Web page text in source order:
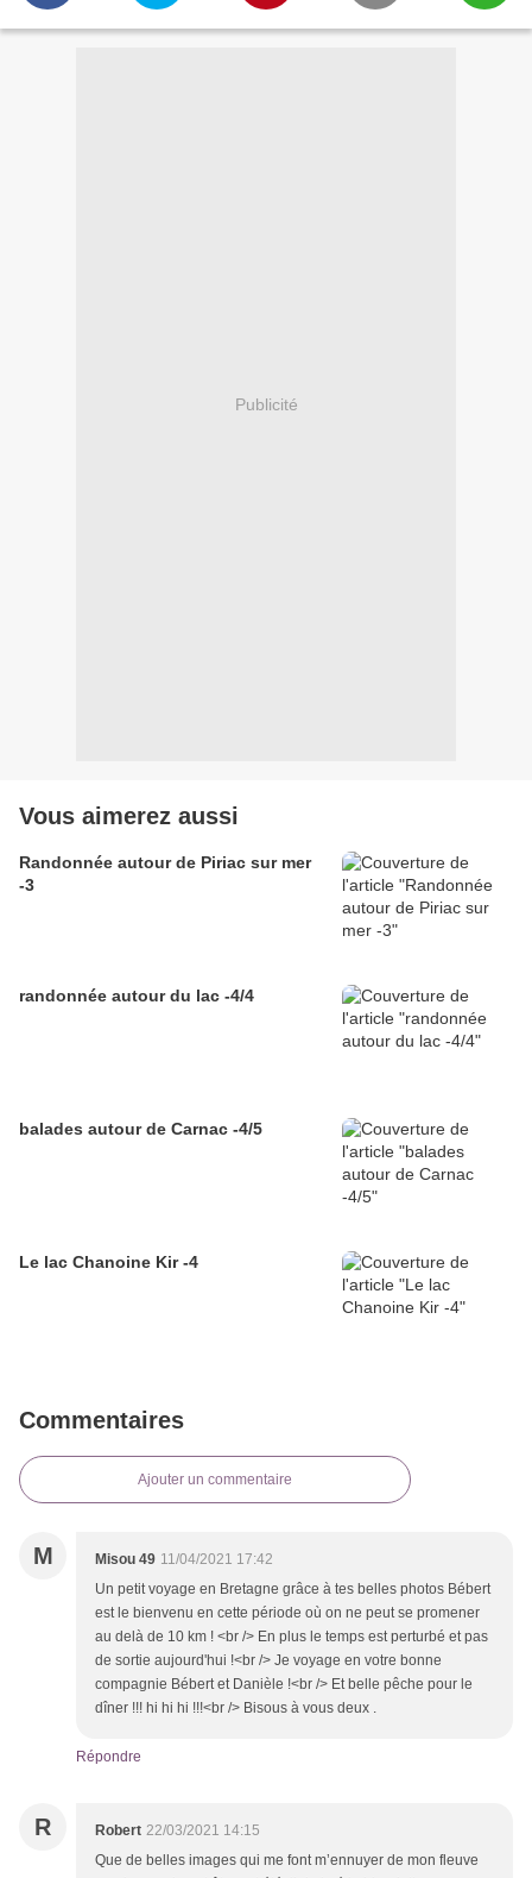
Publicité
Vous aimerez aussi
Randonnée autour de Piriac sur mer
-3
randonnée autour du lac -4/4
balades autour de Carnac -4/5
Le lac Chanoine Kir -4
Commentaires
Ajouter un commentaire
M Misou 49 11/04/2021 17:42
Un petit voyage en Bretagne grâce à tes belles photos Bébert
est le bienvenu en cette période où on ne peut se promener
au delà de 10 km ! <br /> En plus le temps est perturbé et pas
de sortie aujourd'hui !<br /> Je voyage en votre bonne
compagnie Bébert et Danièle !<br /> Et belle pêche pour le
dîner !!! hi hi hi !!!<br /> Bisous à vous deux .
Répondre
R Robert 22/03/2021 14:15
Que de belles images qui me font m’ennuyer de mon fleuve